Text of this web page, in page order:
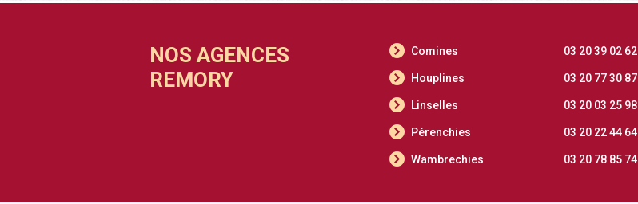
NOS AGENCES
REMORY
Comines 03 20 39 02 62
Houplines 03 20 77 30 87
Linselles 03 20 03 25 98
Pérenchies 03 20 22 44 64
Wambrechies 03 20 78 85 74